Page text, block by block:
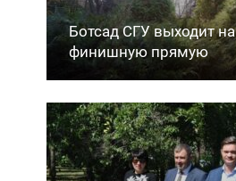
Ботсад СГУ выходит на
финишную прямую